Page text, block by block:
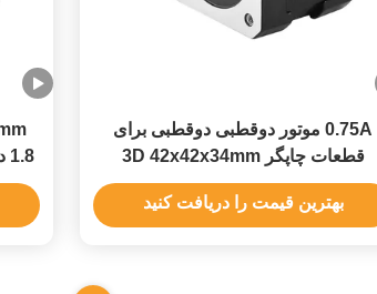
0.75A موتور دوقطبی دوقطبی برای
قطعات چاپگر 3D 42x42x34mm
بهترین قیمت را دریافت کنید